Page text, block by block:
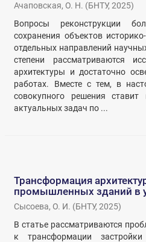
Ачаповская, О. Н. (БНТУ,2025)
Вопросы реконструкции
сохранения объектов
отдельных направлений
степени рассматриваются
архитектуры и достаточно
работах. Вместе с тем, в
совокупного решения ставит
актуальных задач по ...
Трансформация
промышленных зданий в
Сысоева, О. И. (БНТУ,2025)
В статье рассматриваются
к трансформации